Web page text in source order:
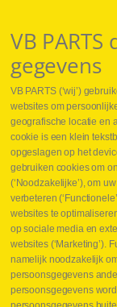
Webshop
Nieuws
Jobs
Contact
Leveringen
Drukcontrole set
Persmaten
Herstellen cilinders
Hoe opmeten?
Hydrogroepen
VB
gegevens
VB PARTS (‘wij’)
websites om
geografische locatie en
cookie is een klein
opgeslagen op het
gebruiken cookies om
(‘Noodzakelijke’), om
verbeteren
websites te
op sociale media en
websites (‘Marketing’).
namelijk noodzakelijk
persoonsgegevens
persoonsgegevens